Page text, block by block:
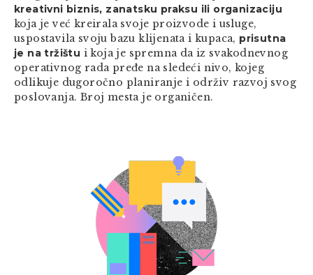
kreativni biznis, zanatsku praksu ili organizaciju
koja je već kreirala svoje proizvode i usluge,
uspostavila svoju bazu klijenata i kupaca, prisutna
je na tržištu i koja je spremna da iz svakodnevnog
operativnog rada pređe na sledeći nivo, kojeg
odlikuje dugoročno planiranje i održiv razvoj svog
poslovanja. Broj mesta je organičen.